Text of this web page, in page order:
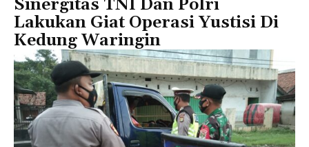
Sinergitas TNI Dan Polri
Lakukan Giat Operasi Yustisi Di
Kedung Waringin